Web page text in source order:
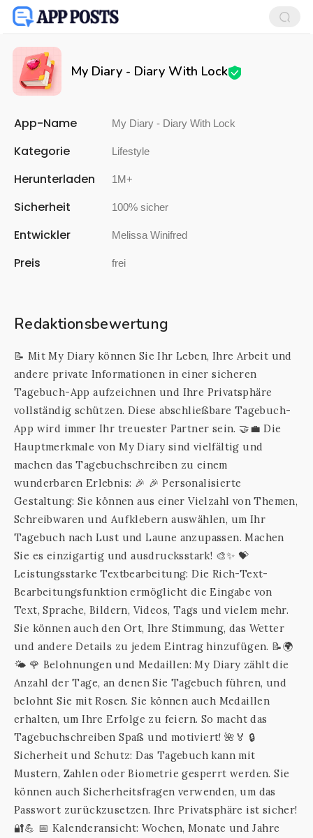
My Diary - Diary With Lock
App-Name My Diary - Diary With Lock
Kategorie Lifestyle
Herunterladen 1M+
Sicherheit 100% sicher
Entwickler Melissa Winifred
Preis frei
Redaktionsbewertung
📝 Mit My Diary können Sie Ihr Leben, Ihre Arbeit und
andere private Informationen in einer sicheren
Tagebuch-App aufzeichnen und Ihre Privatsphäre
vollständig schützen. Diese abschließbare Tagebuch-
App wird immer Ihr treuester Partner sein. 🤝💼 Die
Hauptmerkmale von My Diary sind vielfältig und
machen das Tagebuchschreiben zu einem
wunderbaren Erlebnis: 🎉 🎉 Personalisierte
Gestaltung: Sie können aus einer Vielzahl von Themen,
Schreibwaren und Aufklebern auswählen, um Ihr
Tagebuch nach Lust und Laune anzupassen. Machen
Sie es einzigartig und ausdrucksstark! 🎨✨ 💝
Leistungsstarke Textbearbeitung: Die Rich-Text-
Bearbeitungsfunktion ermöglicht die Eingabe von
Text, Sprache, Bildern, Videos, Tags und vielem mehr.
Sie können auch den Ort, Ihre Stimmung, das Wetter
und andere Details zu jedem Eintrag hinzufügen. 📝🌍
🌤️ 🌹 Belohnungen und Medaillen: My Diary zählt die
Anzahl der Tage, an denen Sie Tagebuch führen, und
belohnt Sie mit Rosen. Sie können auch Medaillen
erhalten, um Ihre Erfolge zu feiern. So macht das
Tagebuchschreiben Spaß und motiviert! 🌺🏅 🔒
Sicherheit und Schutz: Das Tagebuch kann mit
Mustern, Zahlen oder Biometrie gesperrt werden. Sie
können auch Sicherheitsfragen verwenden, um das
Passwort zurückzusetzen. Ihre Privatsphäre ist sicher!
🔐💪 📅 Kalenderansicht: Wochen, Monate und Jahre